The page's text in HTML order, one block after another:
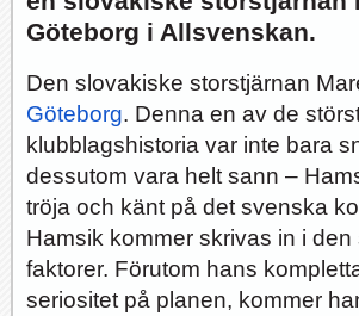
Hur länge orkar Swärdh? Under en längre tid har
Bäst i stan efter sex...
Inte för att det kanske har så
Image:
Allsvenskan
AFC AIK DIF Elfsborg IFK Gbg HBK
Superettan Landslag
Göteborg i Allsvenskan.
Den slovakiske storstjärnan
Göteborg. Denna en av de
klubblagshistoria var inte bara
dessutom vara helt sann –
tröja och känt på det svenska
Hamsik kommer skrivas in i
faktorer. Förutom hans
seriositet på planen, kommer